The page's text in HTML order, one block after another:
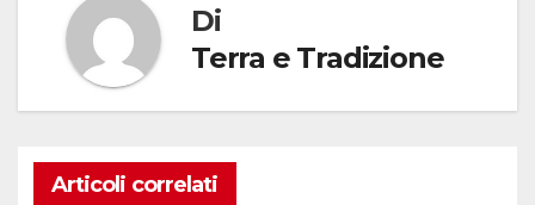
Di
Terra e Tradizione
Articoli correlati